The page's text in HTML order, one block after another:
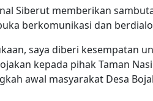
Siberut memberikan
berkomunikasi dan
saya diberi kesempatan
kepada pihak Taman
awal masyarakat Desa